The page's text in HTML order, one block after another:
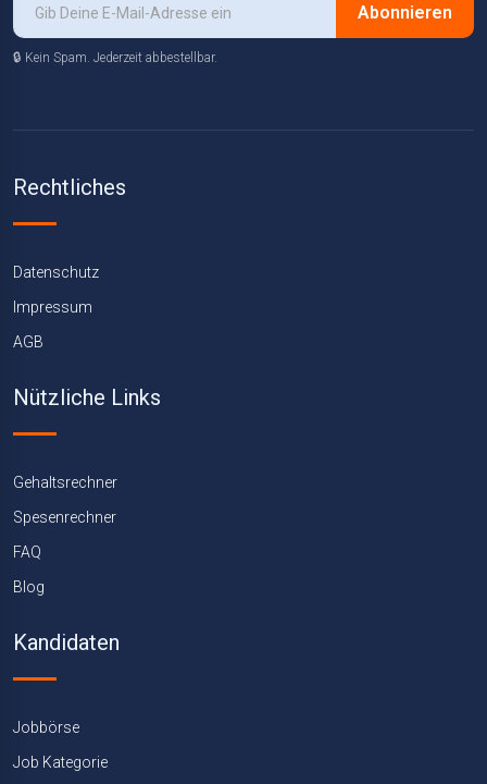
Abonnieren
🔒 Kein Spam. Jederzeit abbestellbar.
Rechtliches
Datenschutz
Impressum
AGB
Nützliche Links
Gehaltsrechner
Spesenrechner
FAQ
Blog
Kandidaten
Jobbörse
Job Kategorie